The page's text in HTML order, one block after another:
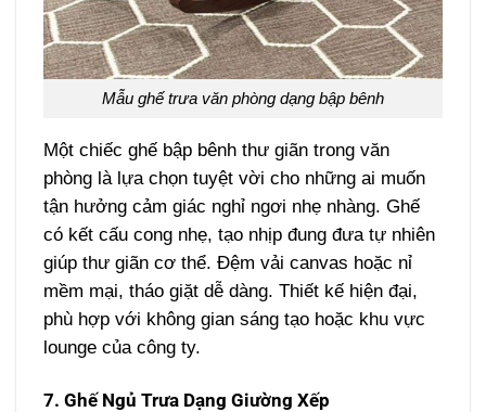
Mẫu ghế trưa văn phòng dạng bập bênh
Một chiếc ghế bập bênh thư giãn trong văn
phòng là lựa chọn tuyệt vời cho những ai muốn
tận hưởng cảm giác nghỉ ngơi nhẹ nhàng. Ghế
có kết cấu cong nhẹ, tạo nhịp đung đưa tự nhiên
giúp thư giãn cơ thể. Đệm vải canvas hoặc nỉ
mềm mại, tháo giặt dễ dàng. Thiết kế hiện đại,
phù hợp với không gian sáng tạo hoặc khu vực
lounge của công ty.
7. Ghế Ngủ Trưa Dạng Giường Xếp